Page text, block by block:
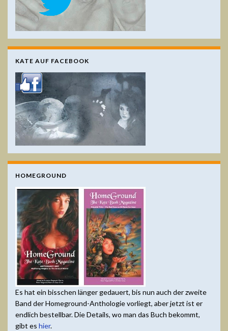
KATE AUF FACEBOOK
HOMEGROUND
Es hat ein bisschen länger gedauert, bis nun auch der zweite
Band der Homeground-Anthologie vorliegt, aber jetzt ist er
endlich bestellbar. Die Details, wo man das Buch bekommt,
gibt es hier.